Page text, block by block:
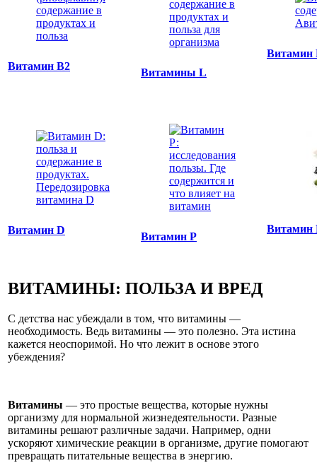
Витамин В2
Витамины L
Витамин
Витамин D
Витамин Р
Витамин
ВИТАМИНЫ: ПОЛЬЗА И ВРЕД
С детства нас убеждали в том, что витамины —
необходимость. Ведь витамины — это полезно. Эта истина
кажется неоспоримой. Но что лежит в основе этого
убеждения?
Витамины — это простые вещества, которые нужны
организму для нормальной жизнедеятельности. Разные
витамины решают различные задачи. Например, одни
ускоряют химические реакции в организме, другие помогают
превращать питательные вещества в энергию.